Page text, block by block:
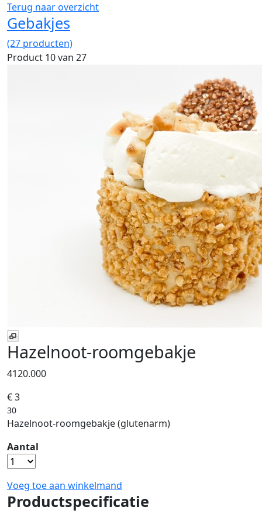
Terug naar overzicht
Gebakjes
(27 producten)
Product 10 van 27
Hazelnoot-roomgebakje
4120.000
€ 3
30
Hazelnoot-roomgebakje (glutenarm)
Aantal
Voeg toe aan winkelmand
Productspecificatie